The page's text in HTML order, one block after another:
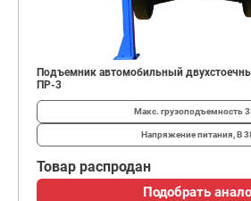
Подъемник автомобильный
ПР-3
Макс. грузоподъемность
Напряжение питания, В
Товар распродан
Подобрать